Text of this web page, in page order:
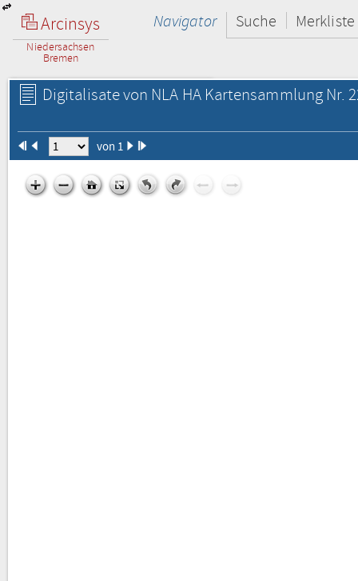
Arcinsys
Niedersachsen
Bremen
Navigator Suche Merkliste
Digitalisate von NLA HA Kartensammlung Nr.
von 1